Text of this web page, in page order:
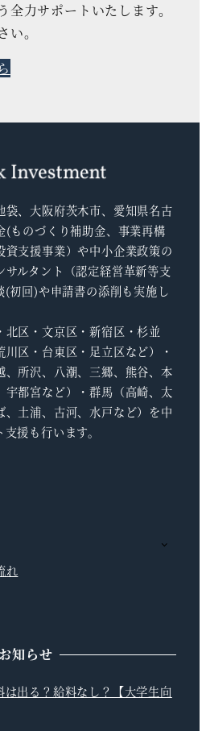
全力サポートいたします。
。
袋、大阪府茨木市、愛知県名古
(ものづくり補助金、事業再構
支援事業）や中小企業政策の
サルタント（認定経営革新等支
(初回)や申請書の添削も実施し
区・文京区・新宿区・杉並
区・台東区・足立区など）・
、所沢、八潮、三郷、熊谷、本
宇都宮など）・群馬（高崎、太
、土浦、古河、水戸など）を中
援も行います。
れ
お知らせ
は出る？給料なし？【大学生向